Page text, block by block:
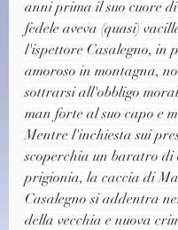
anni prima il suo cuore
fedele aveva (quasi)
l'ispettore Casalegno, in
amoroso in montagna,
sottrarsi all'obbligo
man forte al suo capo e
Mentre l'inchiesta sui
scoperchia un baratro di
prigionia, la caccia di
Casalegno si addentra
della vecchia e nuova